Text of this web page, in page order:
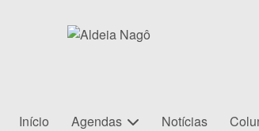
Início Agendas Notícias